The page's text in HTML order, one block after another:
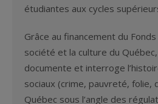
étudiantes aux cycles
Grâce au financement du
société et la culture du
documente et interroge
sociaux (crime, pauvreté, folie,
Québec sous l’angle des